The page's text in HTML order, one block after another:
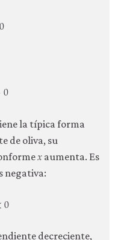
0
0
la típica forma
de oliva, su
𝑥aumenta. Es
negativa:
0
decreciente,